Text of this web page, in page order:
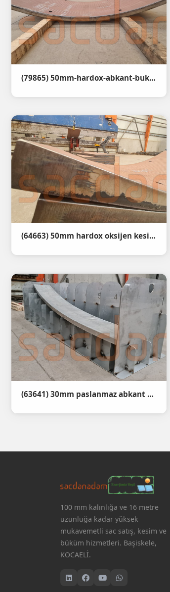
(79865) 50mm-hardox-abkant-bukum
(64663) 50mm hardox oksijen kesim abkant büküm
(63641) 30mm paslanmaz abkant büküm
100 mm kalınlığa ve 16 metre
uzunluğa kadar yüksek
mukavemetli sac satış, kesim ve
büküm hizmetleri. Başiskele,
KOCAELİ.